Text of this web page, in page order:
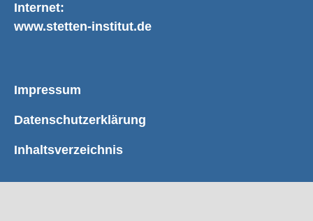
Internet:
www.stetten-institut.de
Impressum
Datenschutzerklärung
Inhaltsverzeichnis